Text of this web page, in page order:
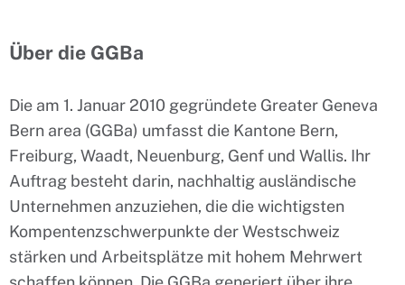
Über die GGBa
Die am 1. Januar 2010 gegründete Greater Geneva
Bern area (GGBa) umfasst die Kantone Bern,
Freiburg, Waadt, Neuenburg, Genf und Wallis. Ihr
Auftrag besteht darin, nachhaltig ausländische
Unternehmen anzuziehen, die die wichtigsten
Kompentenzschwerpunkte der Westschweiz
stärken und Arbeitsplätze mit hohem Mehrwert